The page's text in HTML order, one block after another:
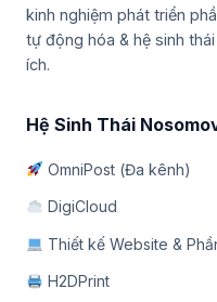
kinh nghiệm phát triển
tự động hóa & hệ sinh
ích.
Hệ Sinh Thái
OmniPost (Đa kênh)
DigiCloud
Thiết kế Website &
H2DPrint